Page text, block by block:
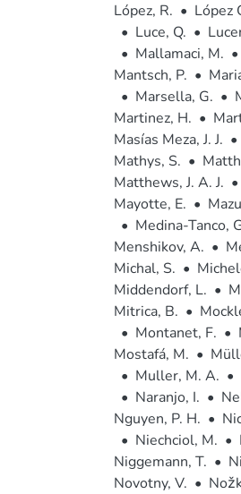
López, R. • López
• Luce, Q. •
• Mallamaci, M. •
Mantsch, P. •
• Marsella, G. •
Martinez, H. •
Masías Meza, J. J. •
Mathys, S. •
Matthews, J. A. J. •
Mayotte, E. •
• Medina-Tanco,
Menshikov, A. •
Michal, S. •
Middendorf, L. •
Mitrica, B. •
• Montanet, F. •
Mostafá, M. •
• Muller, M. A. •
• Naranjo, I. •
Nguyen, P. H. •
• Niechciol, M. •
Niggemann, T. •
Novotny, V. •